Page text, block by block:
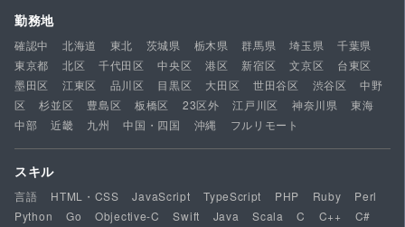
勤務地
確認中 北海道 東北 茨城県 栃木県 群馬県 埼玉県
千葉県
東京都
北区 千代田区 中央区 港区 新宿区 文京区
台東区
墨田区
江東区 品川区 目黒区 大田区 世田谷区 渋谷区
中野
区
杉並区 豊島区 板橋区 23区外 江戸川区 神奈川県
東海
中部
近畿 九州 中国・四国 沖縄 フルリモート
スキル
言語 HTML・CSS JavaScript TypeScript PHP Ruby
Perl
Python
Go Objective-C Swift Java Scala C C++
C#